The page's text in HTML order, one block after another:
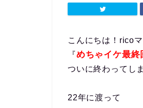
こんにちは！ricoマ
『めちゃイケ最終
ついに終わってし
22年に渡って